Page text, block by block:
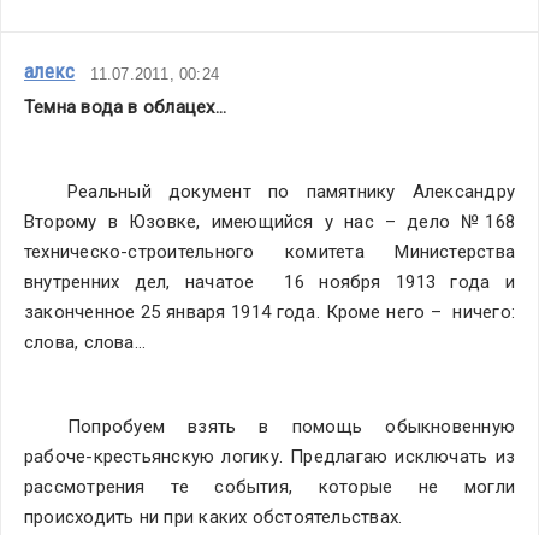
алекс 11.07.2011, 00:24
Темна вода в облацех…
Реальный документ по памятнику Александру
Второму в Юзовке, имеющийся у нас – дело №168
техническо-строительного комитета Министерства
внутренних дел, начатое
16 ноября 1913 года и
законченное 25 января 1914 года. Кроме него – ничего:
слова, слова…
Попробуем взять в помощь обыкновенную
рабоче-крестьянскую логику. Предлагаю исключать из
рассмотрения те события, которые не могли
происходить ни при каких обстоятельствах.